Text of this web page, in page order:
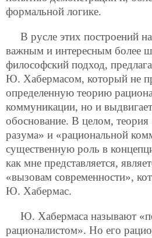
формальной логике.
В русле этих построений
важным и интересным более
философский подход,
Ю. Хабермасом, который не
определенную теорию
коммуникации, но и
обоснование. В целом,
разума» и «рациональной
существенную роль в
как мне представляется,
«вызовам современности»,
Ю. Хабермас.
Ю. Хабермаса называют
рационалистом». Но его